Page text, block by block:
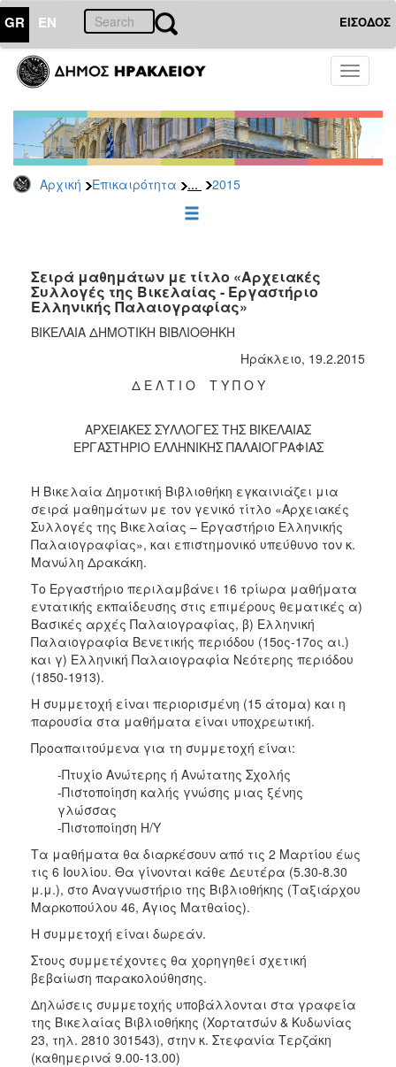
GR EN ΕΙΣΟΔΟΣ
Toggle
Αρχική Επικαιρότητα ... 2015
ΕΠΙΚΑΙΡΟΤΗΤΑ
Τύπου
Αρχείο
2026
2025
2022
2021
2020
2016
2013
2012
2011
2010
2006
ΔΗΜΟΤΗΣ
ΕΠΙΣΚΕΠΤΗΣ
ΗΡΑΚΛΕΙΟ
Σειρά μαθημάτων με τίτλο «Αρχειακές
Συλλογές της Βικελαίας - Εργαστήριο
Ελληνικής Παλαιογραφίας»
ΒΙΚΕΛΑΙΑ ΔΗΜΟΤΙΚΗ ΒΙΒΛΙΟΘΗΚΗ
Ηράκλειο, 19.2.2015
Δ Ε Λ Τ Ι Ο Τ Υ Π Ο Υ
ΑΡΧΕΙΑΚΕΣ ΣΥΛΛΟΓΕΣ ΤΗΣ ΒΙΚΕΛΑΙΑΣ
ΕΡΓΑΣΤΗΡΙΟ ΕΛΛΗΝΙΚΗΣ ΠΑΛΑΙΟΓΡΑΦΙΑΣ
Η Βικελαία Δημοτική Βιβλιοθήκη εγκαινιάζει μια
σειρά μαθημάτων με τον γενικό τίτλο «Αρχειακές
Συλλογές της Βικελαίας – Εργαστήριο Ελληνικής
Παλαιογραφίας», και επιστημονικό υπεύθυνο τον κ.
Μανώλη Δρακάκη.
Το Εργαστήριο περιλαμβάνει 16 τρίωρα μαθήματα
εντατικής εκπαίδευσης στις επιμέρους θεματικές α)
Βασικές αρχές Παλαιογραφίας, β) Ελληνική
Παλαιογραφία Βενετικής περιόδου (15ος-17ος αι.)
και γ) Ελληνική Παλαιογραφία Νεότερης περιόδου
(1850-1913).
Η συμμετοχή είναι περιορισμένη (15 άτομα) και η
παρουσία στα μαθήματα είναι υποχρεωτική.
Προαπαιτούμενα για τη συμμετοχή είναι:
-Πτυχίο Ανώτερης ή Ανώτατης Σχολής
-Πιστοποίηση καλής γνώσης μιας ξένης
γλώσσας
-Πιστοποίηση Η/Υ
Τα μαθήματα θα διαρκέσουν από τις 2 Μαρτίου έως
τις 6 Ιουλίου. Θα γίνονται κάθε Δευτέρα (5.30-8.30
μ.μ.), στο Αναγνωστήριο της Βιβλιοθήκης (Ταξιάρχου
Μαρκοπούλου 46, Άγιος Ματθαίος).
Η συμμετοχή είναι δωρεάν.
Στους συμμετέχοντες θα χορηγηθεί σχετική
βεβαίωση παρακολούθησης.
Δηλώσεις συμμετοχής υποβάλλονται στα γραφεία
της Βικελαίας Βιβλιοθήκης (Χορτατσών & Κυδωνίας
23, τηλ. 2810 301543), στην κ. Στεφανία Τερζάκη
(καθημερινά 9.00-13.00)